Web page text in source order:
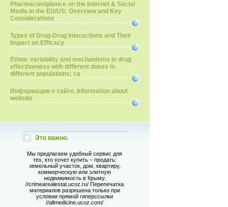
Pharmacovigilance on the Internet & Social
Media in the EU/US: Overview and Key
Considerations
Types of Drug-Drug Interactions and Their
Impact on Efficacy
Ethnic variability and mechanisms in drug
effectiveness wtih different doses in
different populations: ca
Информация о сайте. Information about
website
Это важно.
Мы предлагаем удобный сервис для
тех, кто хочет купить – продать:
земельный участок, дом, квартиру,
коммерческую или элитную
недвижимость в Крыму.
//crimearealestat.ucoz.ru/ Перепечатка
материалов разрешена только при
условии прямой гиперссылки
//allmedicine.ucoz.com/